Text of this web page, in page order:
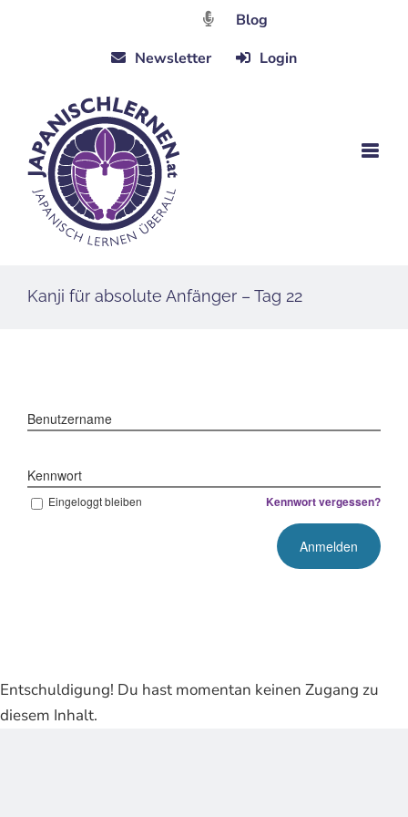
Blog
Newsletter
Login
Kanji für absolute Anfänger – Tag 22
Benutzername
Kennwort
Eingeloggt bleiben Kennwort vergessen?
Entschuldigung! Du hast momentan keinen Zugang zu
diesem Inhalt.